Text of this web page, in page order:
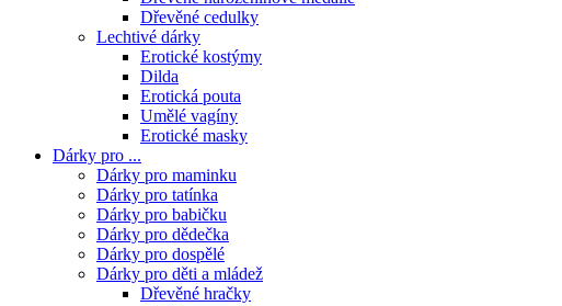
Dřevěné cedulky
Lechtivé dárky
Erotické kostýmy
Dilda
Erotická pouta
Umělé vagíny
Erotické masky
Dárky pro ...
Dárky pro maminku
Dárky pro tatínka
Dárky pro babičku
Dárky pro dědečka
Dárky pro dospělé
Dárky pro děti a mládež
Dřevěné hračky